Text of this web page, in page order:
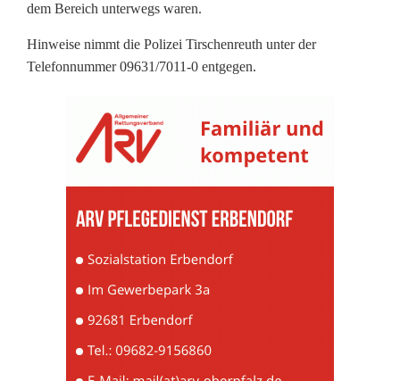
s
e
dem Bereich unterwegs waren.
Hinweise nimmt die Polizei Tirschenreuth unter der
Telefonnummer 09631/7011-0 entgegen.